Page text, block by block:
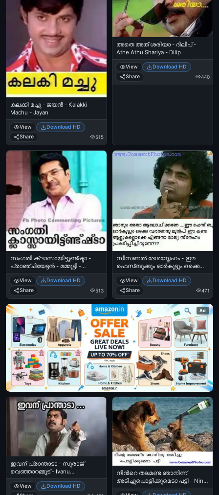
കലക്കി മച്ചു - ജയന്‍ - Kalakki
Machu - Jayan
View
Download HD
Share
515
അതെ അത് ശരിയാ - ദിലീപ് -
Athe Athu Shariya - Dilip
View
Download HD
Share
440
സംഗതി ക്ലാസായിട്ടുണ്ട്ഷ്ടാ -
പ്രാഞ്ചിയേട്ടന്‍ - മമ്മൂട്ടി -
Sangathi Class Aayyittundshta -
Pranchiyettan - Mammootti
View
Download HD
Share
513
സീസണല്‍ ദേശസ്നേഹം - ഈ
ഫെസ്ബുക്കും ഓര്‍കുട്ടും ഒക്കെ
വരണതിനു മുന്നേ ഈ കണ്ട
ആളുകള്‍ ഒക്കെ എങ്ങനാ
ദേശസ്നേഹം പ്രകടിപ്പിച്ചിരുന്നെ -
Seasonal Dheshasneham - Ee
facebookum orkutum okke
varanathinu munne ee kanda
aalukal okke engana
dheshasneham
prakadippichirunne - Sachin in
1983
View
Download HD
Share
471
Ad
ഇവന് പ്രാന്താടാ - സുരാജ്
വെഞ്ഞാറമ്മൂട് - Ivanu
praanthaadaa - Suraj
Venjarammoodu
View
Download HD
നിന്‍റെ തലമണ്ട ഞാനിന്ന്
അടിച്ചുപൊളിക്കുമെടാ പട്ടി - Ninte
Thalamanda Njaaninnu adichu